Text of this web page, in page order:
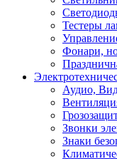
Тестеры
Фонари,
Аудио,
Звонки
Знаки